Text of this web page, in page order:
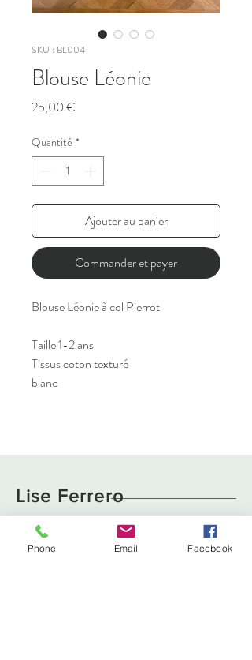
SKU : BL004
Blouse Léonie
25,00 €
Quantité *
Ajouter au panier
Commander et payer
Blouse Léonie à col Pierrot
Taille 1-2 ans
Tissus coton texturé
blanc
Lise Ferrero
Boutique
Livraison et retours
Phone Email Facebook